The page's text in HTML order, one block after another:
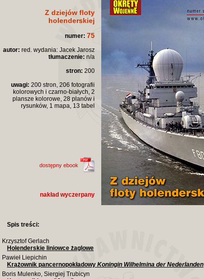
Z dziejów floty
holenderskiej
numer: 75
autor: red. wydania: Jacek Jarosz
tłumaczenie: n/a
stron: 200
uwagi: 200 stron, 206 fotografii
kolorowych i czarno-białych, 2
plansze kolorowe, 28 planów i
rysunków, 1 mapa, 13 tabel
dostępny ebook
nakład wyczerpany
Spis treści:
Krzysztof Gerlach
Holenderskie liniowce żaglowe
Pawieł Liepichin
Krążownik pancernopokładowy Koningin Wilhelmina der Nederlanden
Boris Mulenko, Siergiej Trubicyn